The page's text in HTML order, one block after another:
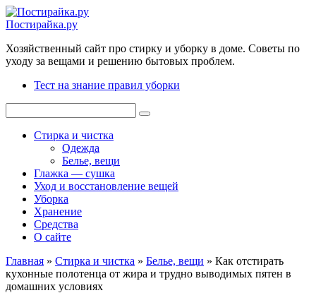
Перейти
к
Постирайка.ру
Хозяйственный сайт про стирку и уборку в доме. Советы по
уходу за вещами и решению бытовых проблем.
Тест на знание правил уборки
Стирка и чистка
Одежда
Белье, вещи
Глажка — сушка
Уход и восстановление вещей
Уборка
Хранение
Средства
О сайте
Главная » Стирка и чистка » Белье, вещи » Как отстирать
кухонные полотенца от жира и трудно выводимых пятен в
домашних условиях